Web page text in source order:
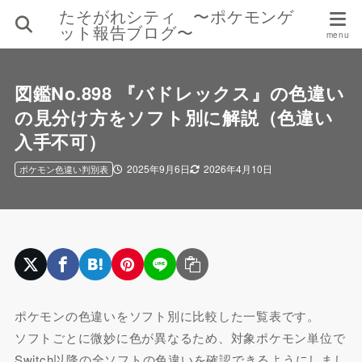
たそがれシティ 〜ポケモンゲ
ット報告ブログ〜
図鑑No.898 『バドレックス』の色違い
の見分け方をソフト別に解説（色違い
入手不可）
2025年9月6日 2026年4月10日
ポケモン色違い判別表
ポケモンの色違いをソフト別に比較した一覧表です。
ソフトごとに微妙に色が異なるため、対象ポケモン単位で